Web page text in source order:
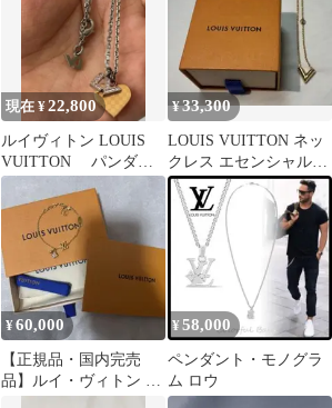
現在 ¥22,800
ルイヴィトン LOUIS
VUITTON パンダン
ティフス ネックレス
¥33,300
LOUIS VUITTON ネッ
クレス エセンシャルV
ゴールド Vロゴ
¥60,000
【正規品・国内完売
品】ルイ・ヴィトン ブ
¥ 58,000
ペンダント・モノグラ
ム ロウ